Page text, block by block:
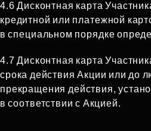
4.6 Дисконтная карта
кредитной или платежной
в специальном порядке
4.7 Дисконтная карта
срока действия Акции или до
прекращения действия,
в соответствии с Акцией.